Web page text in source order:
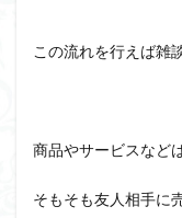
この流れを行えば雑
商品やサービスなど
そもそも友人相手に